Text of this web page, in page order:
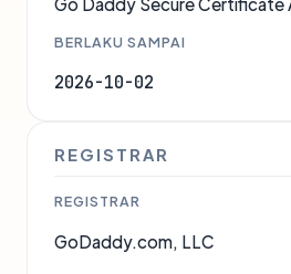
BERLAKU SAMPAI
2026-10-02
REGISTRAR
REGISTRAR
GoDaddy.com, LLC